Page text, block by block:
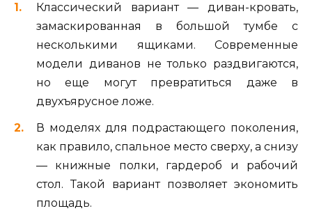
Классический вариант — диван-кровать,
замаскированная в большой тумбе с
несколькими ящиками. Современные
модели диванов не только раздвигаются,
но еще могут превратиться даже в
двухъярусное ложе.
В моделях для подрастающего поколения,
как правило, спальное место сверху, а снизу
— книжные полки, гардероб и рабочий
стол. Такой вариант позволяет экономить
площадь.